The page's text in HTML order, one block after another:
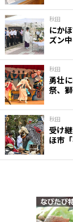
秋田
にか
ズン
秋田
勇壮
祭、
秋田
受け
ほ市